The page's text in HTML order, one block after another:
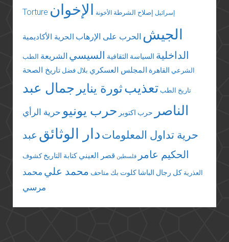
Torture إسرائيل إصلاح الشرطة الأخونة الإخوان
الجيش الحرب على الإرهاب الحرية الأكاديمية
الداخلية السياسة الثقافية السيسي الشريعة الطب
الشرعي القاهرة المجلس العسكري بلال فضل تاريخ الصحة
تاريخ الطب تعذيبثورة يناير جمال عبد
الناصر
حرب اكتوبر حرب يونيو حرية الرأي
حرية تداول المعلومات دار الوثائق عبد
الحكيم عامر
فلسطين قصر العيني كتابة التاريخ كشوف
العذرية كل رجال الباشا كلوت بك متاحف محمد علي محمد
مرسي